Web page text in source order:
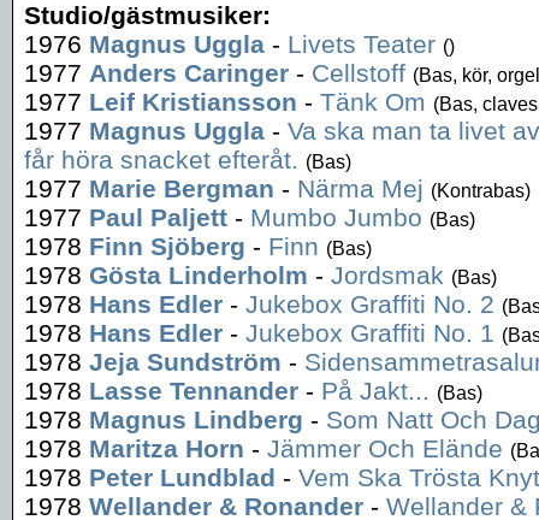
Studio/gästmusiker:
1976 Magnus Uggla - Livets Teater ()
1977 Anders Caringer - Cellstoff (Bas, kör,
1977 Leif Kristiansson - Tänk Om (Bas,
1977 Magnus Uggla - Va ska man ta livet
får höra snacket efteråt. (Bas)
1977 Marie Bergman - Närma Mej (Kontrabas)
1977 Paul Paljett - Mumbo Jumbo (Bas)
1978 Finn Sjöberg - Finn (Bas)
1978 Gösta Linderholm - Jordsmak (Bas)
1978 Hans Edler - Jukebox Graffiti No. 2
1978 Hans Edler - Jukebox Graffiti No. 1
1978 Jeja Sundström -
1978 Lasse Tennander - På Jakt... (Bas)
1978 Magnus Lindberg - Som Natt Och
1978 Maritza Horn - Jämmer Och Elände
1978 Peter Lundblad - Vem Ska Trösta
1978 Wellander & Ronander - Wellander &